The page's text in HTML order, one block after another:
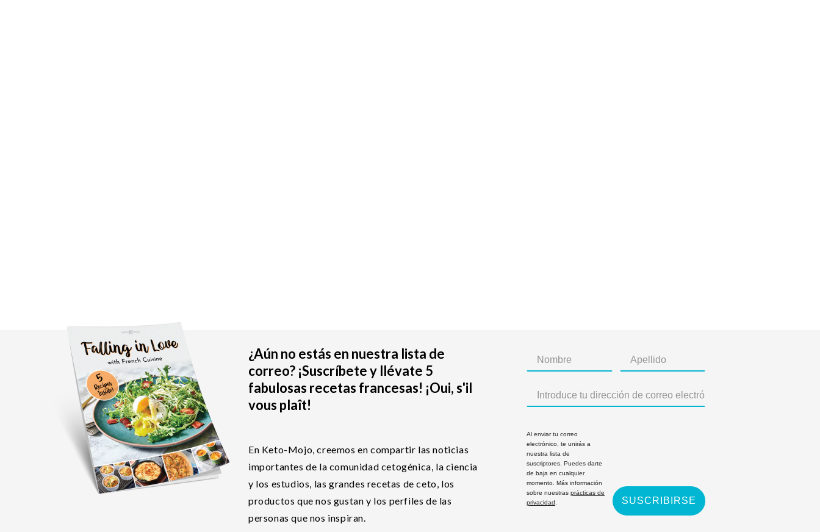
¿Aún no estás en nuestra lista de
correo? ¡Suscríbete y llévate 5
fabulosas recetas francesas! ¡Oui, s'il
vous plaît!
En Keto-Mojo, creemos en compartir las noticias
importantes de la comunidad cetogénica, la ciencia
y los estudios, las grandes recetas de ceto, los
productos que nos gustan y los perfiles de las
personas que nos inspiran.
Al enviar tu correo
electrónico, te unirás a
nuestra lista de
suscriptores. Puedes darte
de baja en cualquier
momento. Más información
sobre nuestras prácticas de
privacidad
SUSCRIBIRSE